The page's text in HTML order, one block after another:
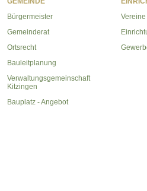
Bürgermeister
Gemeinderat
Ortsrecht
Bauleitplanung
Verwaltungsgemeinschaft
Kitzingen
Bauplatz - Angebot